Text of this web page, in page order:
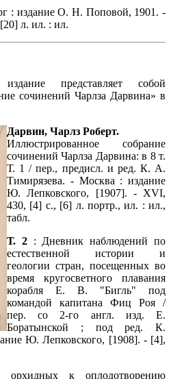
: издание О. Н. Поповой, 1901. -
л. ил. : ил.
представляет собой
сочинений Чарлза Дарвина» в
Дарвин, Чарлз Роберт.
Иллюстрированное собрание
сочинений Чарлза Дарвина: в 8 т.
Т. 1 / пер., предисл. и ред. К. А.
Тимирязева. - Москва : издание
Ю. Лепковского, [1907]. - XVI,
430, [4] с., [6] л. портр., ил. : ил.,
табл.
Т. 2: Дневник наблюдений по
естественной истории и
геологии стран, посещенных во
время кругосветного плавания
корабля Е. В. "Бигль" под
командой капитана Фиц Роя /
пер. со 2-го англ. изд. Е.
Боратынской ; под ред. К.
Ю. Лепковского, [1908]. - [4],
орхидных к оплодотворению